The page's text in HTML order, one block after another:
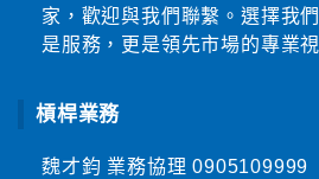
家，歡迎與我們聯繫。選擇我
是服務，更是領先市場的專業視
槓桿業務
魏才鈞 業務協理0905109999